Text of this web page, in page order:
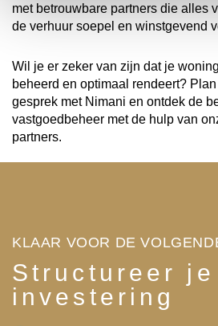
met betrouwbare partners die alles
de verhuur soepel en winstgevend
Wil je er zeker van zijn dat je
beheerd en optimaal rendeert?
gesprek met Nimani en ontdek de
vastgoedbeheer met de hulp van
partners.
KLAAR VOOR DE
Structureer je
investering